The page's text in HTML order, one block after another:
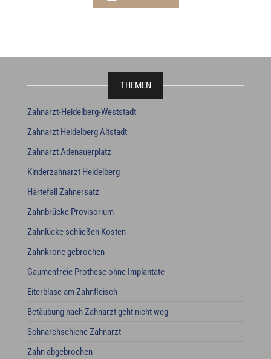
THEMEN
Zahnarzt-Heidelberg-Weststadt
Zahnarzt Heidelberg Altstadt
Zahnarzt Adenauerplatz
Kinderzahnarzt Heidelberg
Härtefall Zahnersatz
Zahnbrücke Provisorium
Zahnlücke schließen Kosten
Zahnkrone gebrochen
Gaumenfreie Prothese ohne Implantate
Eiterblase am Zahnfleisch
Betäubung nach Zahnarzt geht nicht weg
Schnarchschiene Zahnarzt
Zahn abgebrochen